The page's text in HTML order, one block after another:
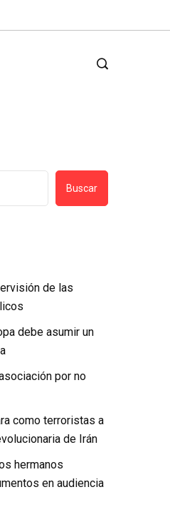
Buscar
de las
debe asumir un
por no
como terroristas a
de Irán
hermanos
en audiencia